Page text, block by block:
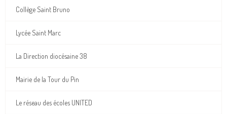
Collège Saint Bruno
Lycée Saint Marc
La Direction diocésaine 38
Mairie de la Tour du Pin
Le réseau des écoles UNITED